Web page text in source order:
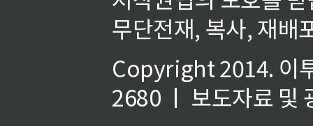
무단전재, 복사, 재배
Copyright 2014. 이
2680 ㅣ 보도자료